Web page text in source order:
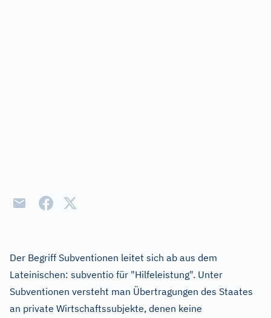
Der Begriff Subventionen leitet sich ab aus dem
Lateinischen: subventio für "Hilfeleistung". Unter
Subventionen versteht man Übertragungen des Staates
an private Wirtschaftssubjekte, denen keine